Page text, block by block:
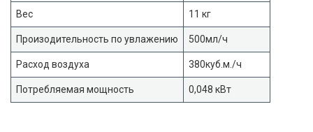
Вес 11 кг
Произодительность по увлажению 500мл/ч
Расход воздуха 380куб.м./ч
Потребляемая мощность 0,048 кВт